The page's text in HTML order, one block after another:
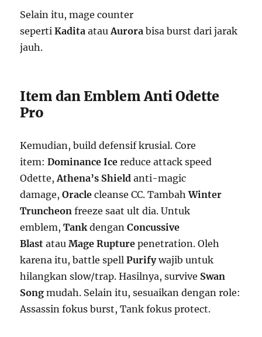
Selain itu, mage counter
sepertiKadita atauAurora bisa burst dari jarak
jauh.
Item dan Emblem Anti Odette
Pro
Kemudian, build defensif krusial. Core
item:Dominance Ice reduce attack speed
Odette,Athena’s Shield anti-magic
damage,Oracle cleanse CC. TambahWinter
Truncheon freeze saat ult dia. Untuk
emblem,Tank denganConcussive
Blast atauMage Rupture penetration. Oleh
karena itu, battle spellPurifywajib untuk
hilangkan slow/trap. Hasilnya, survive Swan
Song mudah. Selain itu, sesuaikan dengan role:
Assassin fokus burst, Tank fokus protect.